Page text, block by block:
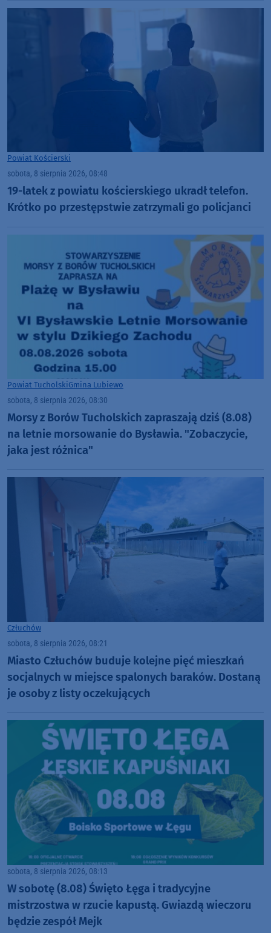
Powiat Kościerski
sobota, 8 sierpnia 2026, 08:48
19-latek z powiatu kościerskiego ukradł telefon.
Krótko po przestępstwie zatrzymali go policjanci
Powiat TucholskiGmina Lubiewo
sobota, 8 sierpnia 2026, 08:30
Morsy z Borów Tucholskich zapraszają dziś (8.08)
na letnie morsowanie do Bysławia. "Zobaczycie,
jaka jest różnica"
Człuchów
sobota, 8 sierpnia 2026, 08:21
Miasto Człuchów buduje kolejne pięć mieszkań
socjalnych w miejsce spalonych baraków. Dostaną
je osoby z listy oczekujących
sobota, 8 sierpnia 2026, 08:13
W sobotę (8.08) Święto Łęga i tradycyjne
mistrzostwa w rzucie kapustą. Gwiazdą wieczoru
będzie zespół Mejk